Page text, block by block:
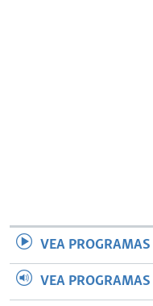
VEA
VEA